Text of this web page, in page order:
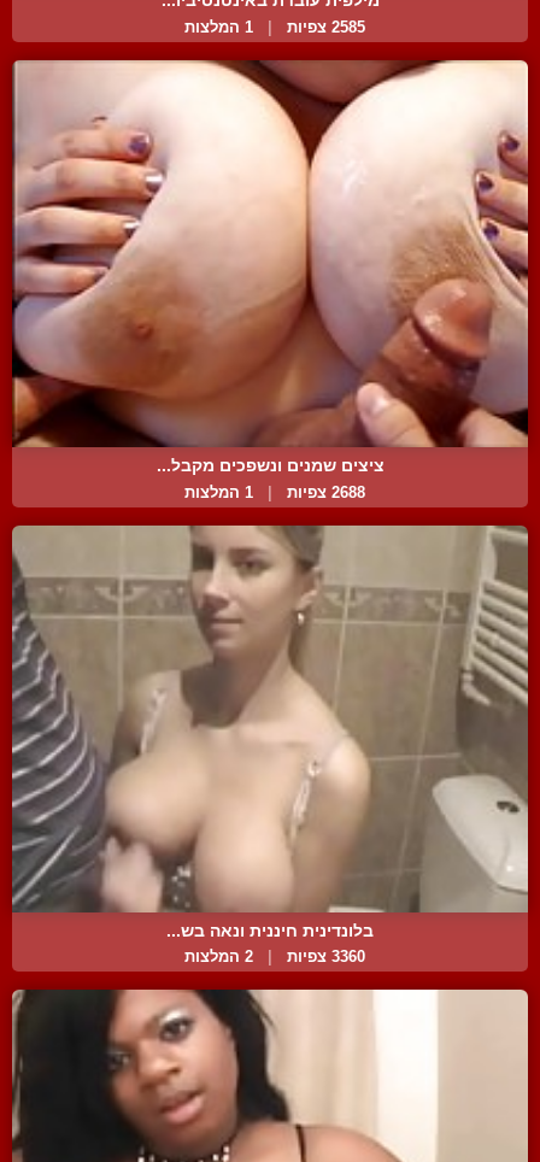
2585 צפיות 1 המלצות
ציצים שמנים ונשפכים מקבל...
2688 צפיות | 1 המלצות
בלונדינית חיננית ונאה בש...
3360 צפיות 2 המלצות